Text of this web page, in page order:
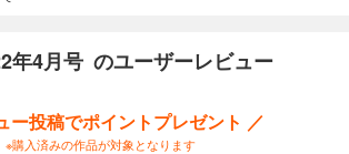
すじを表示する
(税込)
年4月号 のユーザーレビュー
ー投稿でポイントプレゼント ／
※購入済みの作品が対象となります